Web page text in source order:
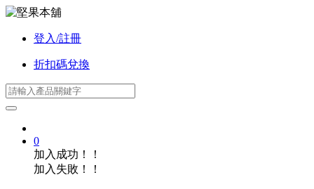
登入/註冊
折扣碼兌換
0
加入成功！！
加入失敗！！